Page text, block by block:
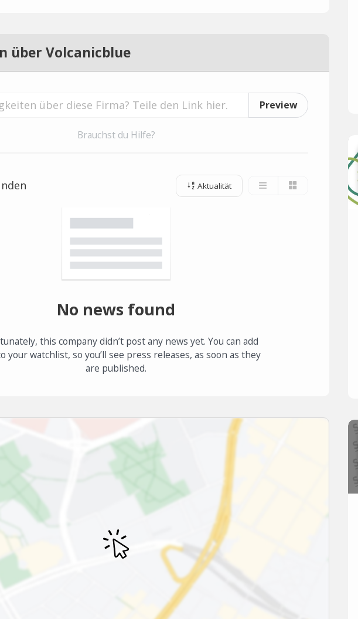
über Volcanicblue
Preview
Brauchst du Hilfe?
Aktualität
No news found
this company didn’t post any news yet. You can add
your watchlist, so you’ll see press releases, as soon as they
are published.